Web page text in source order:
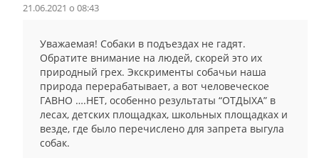
21.06.2021 о 08:43
Уважаемая! Собаки в подъездах не гадят.
Обратите внимание на людей, скорей это их
природный грех. Экскрименты собачьи наша
природа перерабатывает, а вот человеческое
ГАВНО ….НЕТ, особенно результаты “ОТДЫХА” в
лесах, детских площадках, школьных площадках и
везде, где было перечислено для запрета выгула
собак.